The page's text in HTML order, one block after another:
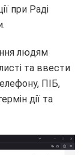
при Раді
людям
та ввести
ПІБ,
дії та